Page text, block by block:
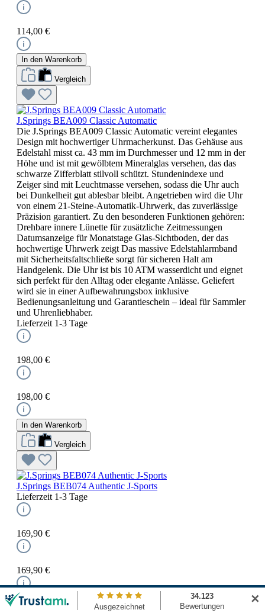
114,00 €
In den Warenkorb
Vergleich
J.Springs BEA009 Classic Automatic
Die J.Springs BEA009 Classic Automatic vereint elegantes
Design mit hochwertiger Uhrmacherkunst. Das Gehäuse aus
Edelstahl misst ca. 43 mm im Durchmesser und 12 mm in der
Höhe und ist mit gewölbtem Mineralglas versehen, das das
schwarze Zifferblatt stilvoll schützt. Stundenindexe und
Zeiger sind mit Leuchtmasse versehen, sodass die Uhr auch
bei Dunkelheit gut ablesbar bleibt. Angetrieben wird die Uhr
von einem 21-Steine-Automatik-Uhrwerk, das zuverlässige
Präzision garantiert. Zu den besonderen Funktionen gehören:
Drehbare innere Lünette für zusätzliche Zeitmessungen
Datumsanzeige für Monatstage Glas-Sichtboden, der das
hochwertige Uhrwerk zeigt Das massive Edelstahlarmband
mit Sicherheitsfaltschließe sorgt für sicheren Halt am
Handgelenk. Die Uhr ist bis 10 ATM wasserdicht und eignet
sich perfekt für den Alltag oder elegante Anlässe. Geliefert
wird sie in einer Aufbewahrungsbox inklusive
Bedienungsanleitung und Garantieschein – ideal für Sammler
und Uhrenliebhaber.
Lieferzeit 1-3 Tage
198,00 €
198,00 €
In den Warenkorb
Vergleich
J.Springs BEB074 Authentic J-Sports
Lieferzeit 1-3 Tage
169,90 €
169,90 €
In den Warenkorb ✕